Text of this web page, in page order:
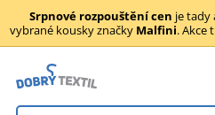
Srpnové rozpouštění cen je tady
vybrané kousky značky Malfini. Akce